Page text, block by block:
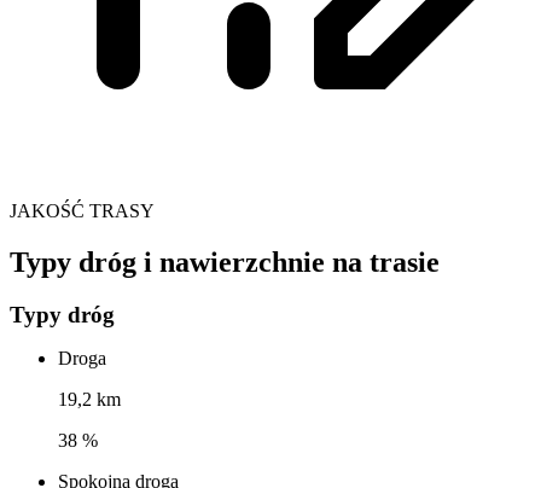
JAKOŚĆ TRASY
Typy dróg i nawierzchnie na trasie
Typy dróg
Droga
19,2 km
38 %
Spokojna droga